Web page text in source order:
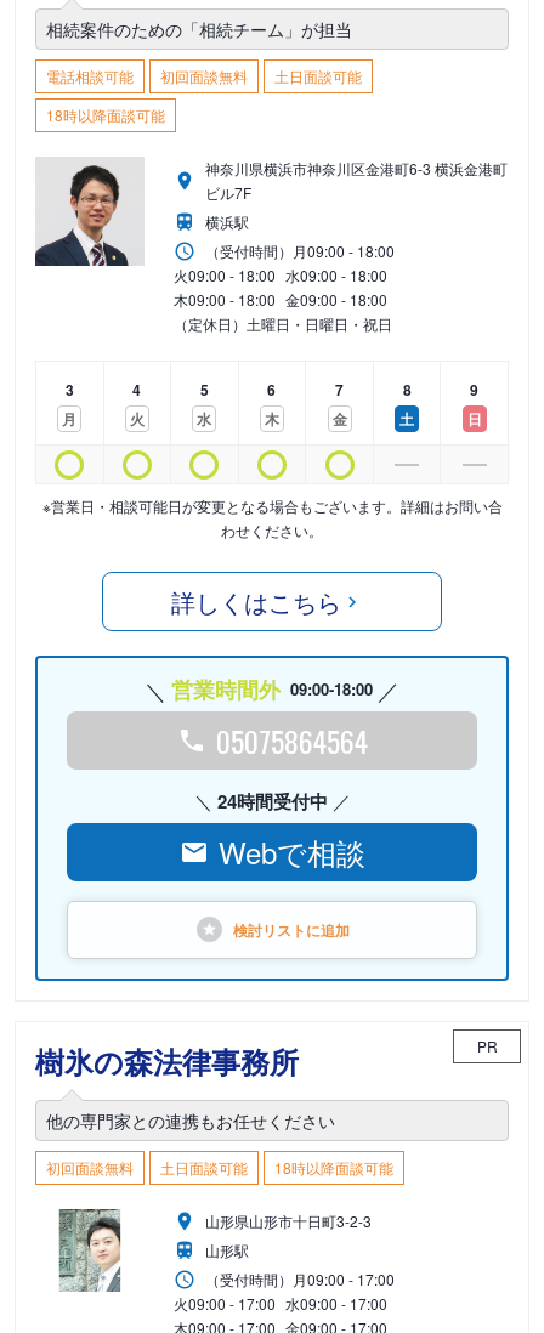
相続案件のための「相続チーム」が担当
電話相談可能 初回面談無料
土日面談可能
18時以降面談可能
神奈川県横浜市神奈川区金港町6-3 横浜金港町
ビル7F
横浜駅
（受付時間） 月09:00 - 18:00
火09:00 - 18:00 水09:00 - 18:00
木09:00 - 18:00 金09:00 - 18:00
（定休日）土曜日・日曜日・祝日
3
月
4
火
5
水
6
木
7
金
8
土
9
日
※営業日・相談可能日が変更となる場合もございます。詳細はお問い合
わせください。
詳しくはこちら
営業時間外 09:00-18:00
05075864564
24時間受付中
Webで相談
検討リストに追加
樹氷の森法律事務所 PR
他の専門家との連携もお任せください
初回面談無料 土日面談可能 18時以降面談可能
山形県山形市十日町3-2-3
山形駅
（受付時間） 月09:00 - 17:00
火09:00 - 17:00 水09:00 - 17:00
木09:00 - 17:00 金09:00 - 17:00